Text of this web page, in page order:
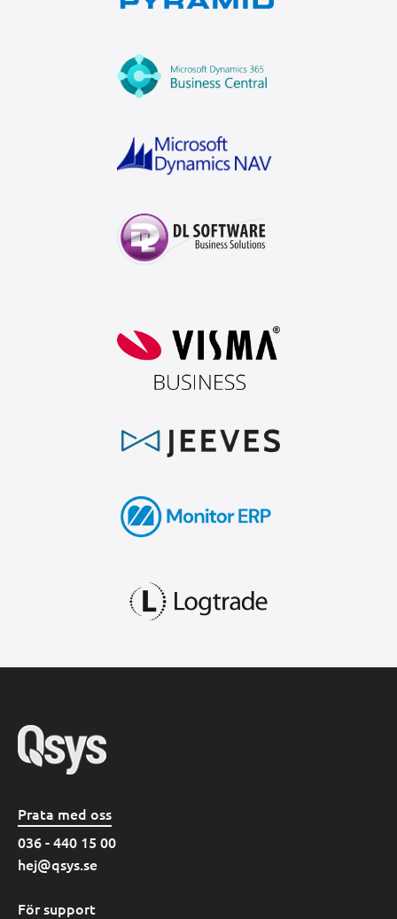
Prata med oss
036 - 440 15 00
hej@qsys.se
För support